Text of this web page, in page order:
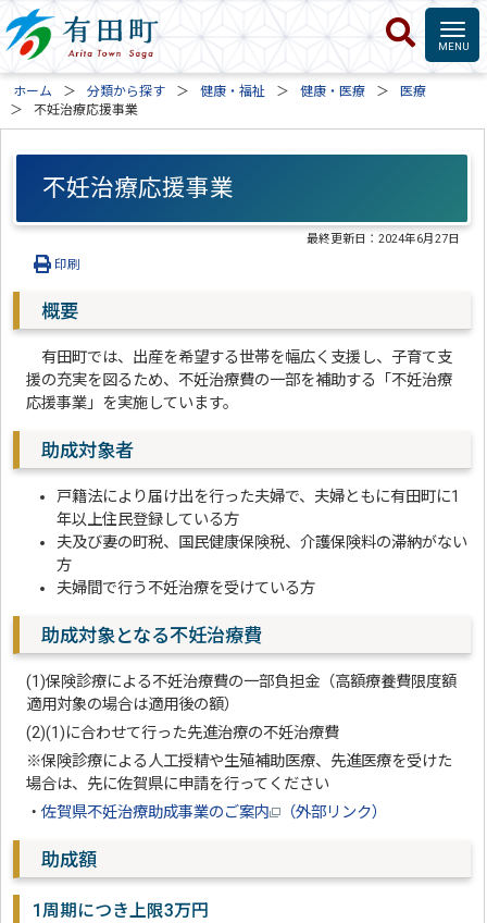
ホーム 分類から探す 健康・福祉 健康・医療
医療
不妊治療応援事業
不妊治療応援事業
最終更新日：2024年6月27日
印刷
概要
有田町では、出産を希望する世帯を幅広く支援し、子育て支
援の充実を図るため、不妊治療費の一部を補助する「不妊治療
応援事業」を実施しています。
助成対象者
戸籍法により届け出を行った夫婦で、夫婦ともに有田町に1
年以上住民登録している方
夫及び妻の町税、国民健康保険税、介護保険料の滞納がない
方
夫婦間で行う不妊治療を受けている方
助成対象となる不妊治療費
(1)保険診療による不妊治療費の一部負担金（高額療養費限度額
適用対象の場合は適用後の額）
(2)(1)に合わせて行った先進治療の不妊治療費
※保険診療による人工授精や生殖補助医療、先進医療を受けた
場合は、先に佐賀県に申請を行ってください
・佐賀県不妊治療助成事業のご案内 （外部リンク）
助成額
1周期につき上限3万円